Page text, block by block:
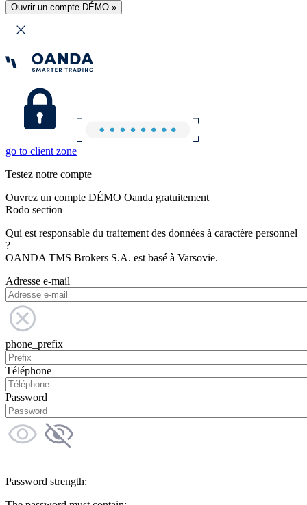
Ouvrir un compte DÉMO »
go to client zone
Testez notre compte
Ouvrez un compte DÉMO Oanda gratuitement
Rodo section
Qui est responsable du traitement des données à caractère personnel
?
OANDA TMS Brokers S.A. est basé à Varsovie.
Adresse e-mail
phone_prefix
Téléphone
Password
Password strength: